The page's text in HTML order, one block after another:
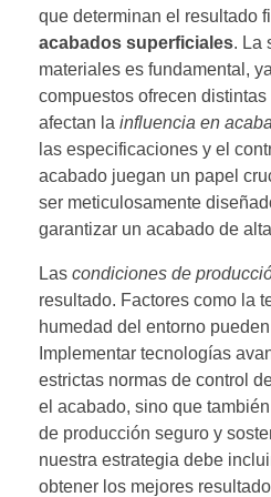
que determinan el resultado
acabados superficiales. La
materiales es fundamental,
compuestos ofrecen
afectan la influencia en
las especificaciones y el
acabado juegan un papel
ser meticulosamente
garantizar un acabado de
Las condiciones de
resultado. Factores como la
humedad del entorno
Implementar tecnologías
estrictas normas de control
el acabado, sino que
de producción seguro y
nuestra estrategia debe
obtener los mejores